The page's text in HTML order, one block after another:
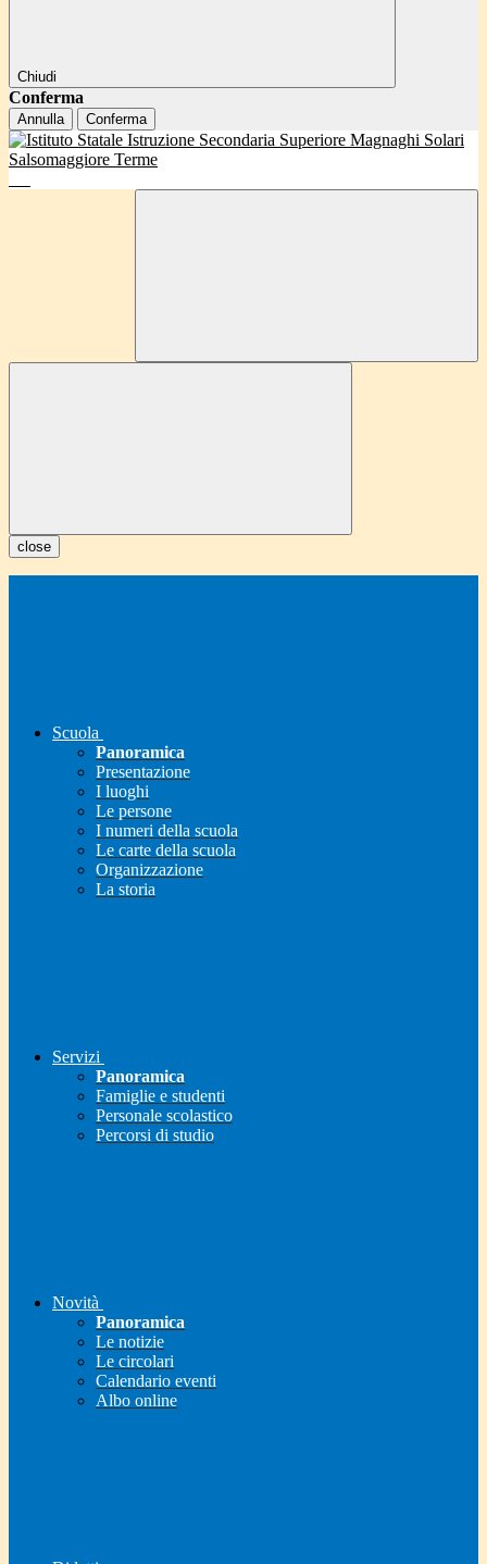
Chiudi
Conferma
Annulla Conferma
close
Scuola
Panoramica
Presentazione
I luoghi
Le persone
I numeri della scuola
Le carte della scuola
Organizzazione
La storia
Servizi
Panoramica
Famiglie e studenti
Personale scolastico
Percorsi di studio
Novità
Panoramica
Le notizie
Le circolari
Calendario eventi
Albo online